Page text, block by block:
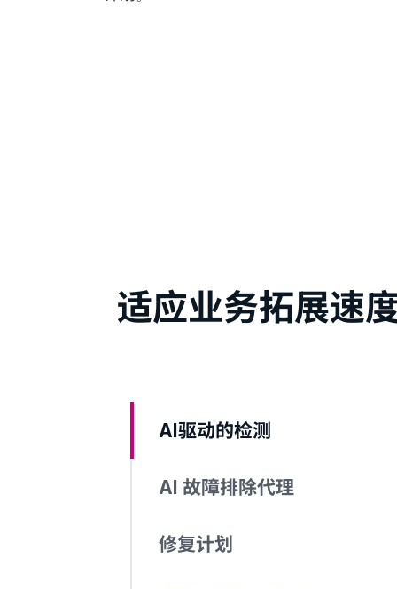
适应业务拓展速
AI驱动的检测
AI 故障排除代理
修复计划